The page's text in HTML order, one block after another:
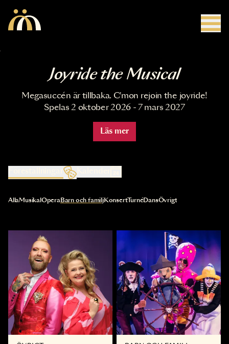
Joyride the Musical
Megasuccén är tillbaka. C'mon rejoin the joyride!
Spelas 2 oktober 2026 - 7 mars 2027
Läs mer
Kalender
Val av kategori uppdaterar innehållet automatiskt
AllaMusikal OperaBarn och familjKonsertTurnéDansÖvrigt